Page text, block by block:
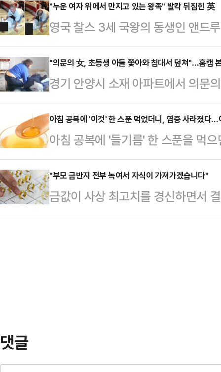
리다주에 거주하는 티파니 스코어
클리닉 'IVF 라이프'와 이 클리닉을
콜 박사를 피고로 오렌지카운티 순
외수정 시술을 위해 해당 병원에 본
이식하기로 했다. 부부는 2025년
건강한…
"누운 여자 위에서 만지고 있는 왕족" 발칵 뒤집힌 英
영국 찰스 3세 국왕의 동생인 앤드
손을 대고 있는 사진이 공개돼 파
무부가 지난달 30일(현지시간) 추
왕자가 실내 바닥에 누워있는 한 여
진에서 앤드루는 바닥에 누워있는
다. 또 다른 사진들에서는 누운 여
거나 여성의 옆구리에 손을 올린 채
다.BBC는…
"의문의 女, 초등생 아들 쫓아와 침대서 덮쳐"…홈캠
경기 안양시 소재 아파트에서 의문
안까지 따라와 추행한 사건이 발생
장'에 따르면 워킹맘인 제보자 A씨
이 학원이 끝났을 시간임에도 통화
인했다가 경악했다.회사에서 근무
있는 여자가 누구냐"고 물었다. 아
줌마가 '어떤 연예인 좋아하느냐'고
오는데 계속 집…
아침 공복에 '이것' 한 스푼 먹었더니, 염증 사라졌다
아침 공복에 '들기름' 한 스푼을 먹
한 효과를 가져올 수 있다.들기름은
한 향과 풍부한 영양소 덕분에 오랫
물 요리나 샐러드 등에 활용된다.
다. 오메가 3의 대표적인 효능으로
"부모 금반지 전부 녹여서 자식이 가져가겠습니다"
금값이 사상 최고치를 경신하면서
반지를 녹여 새 반지를 만드는 사
댓글